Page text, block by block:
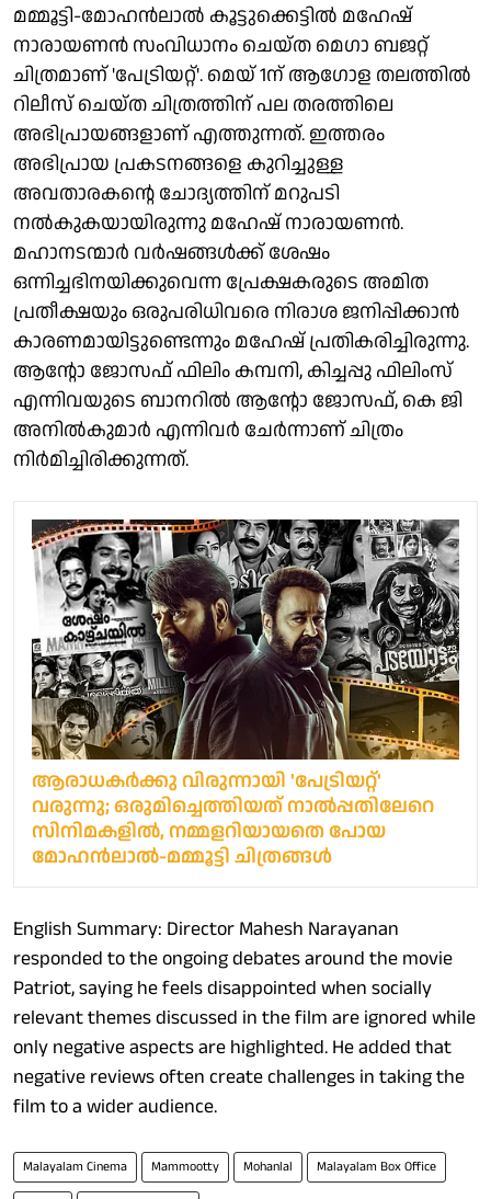
മമ്മൂട്ടി-മോഹൻലാൽ കൂട്ടുക്കെട്ടിൽ മഹേഷ്
നാരായണൻ സംവിധാനം ചെയ്ത മെഗാ ബജറ്റ്
ചിത്രമാണ് 'പേട്രിയറ്റ്'. മെയ് 1ന് ആഗോള തലത്തിൽ
റിലീസ് ചെയ്ത ചിത്രത്തിന് പല തരത്തിലെ
അഭിപ്രായങ്ങളാണ് എത്തുന്നത്. ഇത്തരം
അഭിപ്രായ പ്രകടനങ്ങളെ കുറിച്ചുള്ള
അവതാരകന്റെ ചോദ്യത്തിന് മറുപടി
നൽകുകയായിരുന്നു മഹേഷ് നാരായണൻ.
മഹാനടന്മാർ വർഷങ്ങൾക്ക് ശേഷം
ഒന്നിച്ചഭിനയിക്കുവെന്ന പ്രേക്ഷകരുടെ അമിത
പ്രതീക്ഷയും ഒരുപരിധിവരെ നിരാശ ജനിപ്പിക്കാൻ
കാരണമായിട്ടുണ്ടെന്നും മഹേഷ് പ്രതികരിച്ചിരുന്നു.
ആന്റോ ജോസഫ് ഫിലിം കമ്പനി, കിച്ചപ്പു ഫിലിംസ്
എന്നിവയുടെ ബാനറിൽ ആന്റോ ജോസഫ്, കെ ജി
അനിൽകുമാർ എന്നിവർ ചേർന്നാണ് ചിത്രം
നിർമിച്ചിരിക്കുന്നത്.
ആരാധകർക്കു വിരുന്നായി 'പേട്രിയറ്റ്'
വരുന്നു; ഒരുമിച്ചെത്തിയത് നാൽപ്പതിലേറെ
സിനിമകളിൽ, നമ്മളറിയായതെ പോയ
മോഹൻലാൽ-മമ്മൂട്ടി ചിത്രങ്ങൾ
English Summary: Director Mahesh Narayanan
responded to the ongoing debates around the movie
Patriot, saying he feels disappointed when socially
relevant themes discussed in the film are ignored while
only negative aspects are highlighted. He added that
negative reviews often create challenges in taking the
film to a wider audience.
Malayalam Cinema Mammootty Mohanlal Malayalam Box Office